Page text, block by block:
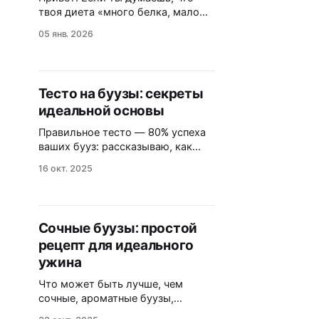
твоя диета «много белка, мало
монгольская кухня просто
ближайший супермаркет… ну,
скажем так, не за углом. Забудь
про смузи и авокадо-тосты. Мы
отправляемся
05 янв. 2026
Тесто на буузы: секреты
идеальной основы
Правильное тесто — 80% успеха
ваших бууз: рассказываю, как
основу, которая удержит весь
домашние буузы часто рвутся
при варке, выпуская весь сок?
Виновато именно тесто. В отличие
готовятся на пару 25-30
16 окт. 2025
Сочные буузы: простой
рецепт для идеального
ужина
Что может быть лучше, чем
сочные, ароматные буузы,